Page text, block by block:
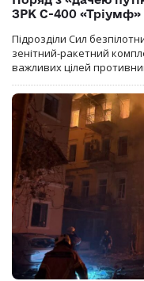
ЗРК С-400 «Тріумф»
Підрозділи Сил
зенітний-ракетний
важливих цілей